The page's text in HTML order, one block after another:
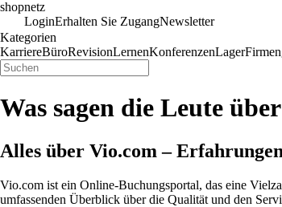
shopnetz
LoginErhalten Sie ZugangNewsletter
Kategorien
KarriereBüroRevisionLernenKonferenzenLager
Was sagen die Leute
Alles über Vio.com –
Vio.com ist ein Online-Buchungsportal, das eine
umfassenden Überblick über die Qualität und den